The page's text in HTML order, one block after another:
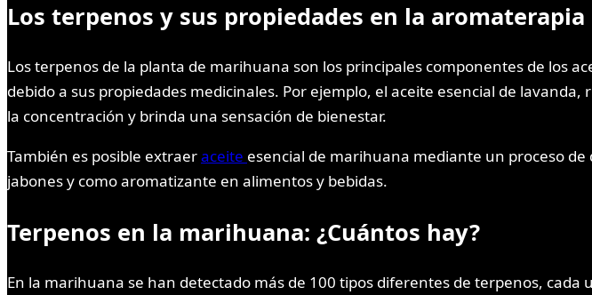
Los terpenos y sus propiedades en la aromaterapia
Los terpenos de la planta de marihuana son los principales componentes de los
debido a sus propiedades medicinales. Por ejemplo, el aceite esencial de
la concentración y brinda una sensación de bienestar.
También es posible extraeraceite esencial de marihuana mediante un proceso
jabones y como aromatizante en alimentos y bebidas.
Terpenos en la marihuana: ¿Cuántos hay?
En la marihuana se han detectado más de 100 tipos diferentes de terpenos,